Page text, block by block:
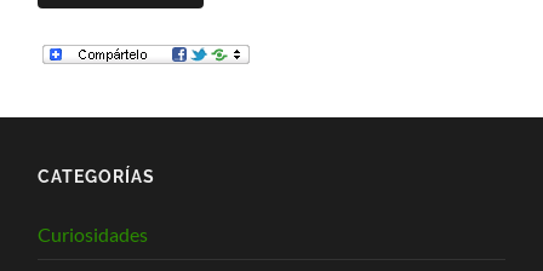
CATEGORÍAS
Curiosidades